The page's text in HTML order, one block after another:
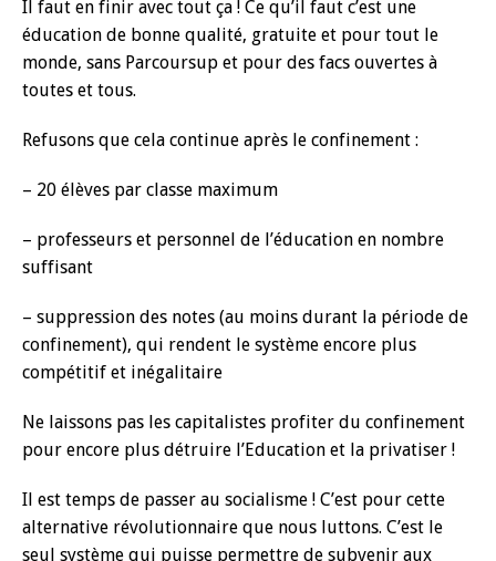
Il faut en finir avec tout ça ! Ce qu’il faut c’est une
éducation de bonne qualité, gratuite et pour tout le
monde, sans Parcoursup et pour des facs ouvertes à
toutes et tous.
Refusons que cela continue après le confinement :
– 20 élèves par classe maximum
– professeurs et personnel de l’éducation en nombre
suffisant
– suppression des notes (au moins durant la période de
confinement), qui rendent le système encore plus
compétitif et inégalitaire
Ne laissons pas les capitalistes profiter du confinement
pour encore plus détruire l’Education et la privatiser !
Il est temps de passer au socialisme ! C’est pour cette
alternative révolutionnaire que nous luttons. C’est le
seul système qui puisse permettre de subvenir aux